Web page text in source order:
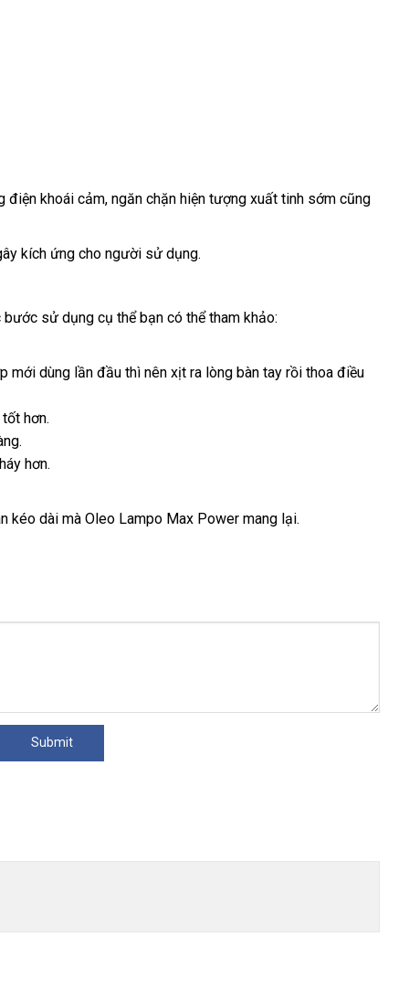
điện khoái cảmsiêu
, ngăn chặn hiện tượng xuất tinh sớm tổng
cũng
kích ứng cho người sử dụng.
bước sử dụng cụ thể bạn Pháp
có thể tham khảo:
mới dùng lần đầu đặt
thì nên xịt ra lòng bàn tay rồi thoa điều
hơn.
hơn.
kéo dài thống
mà Oleo Lampo Max Power mang lại.